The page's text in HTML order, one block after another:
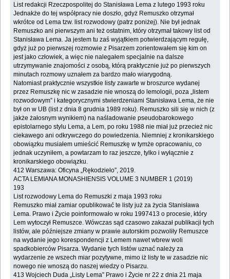
List redakcji Rzeczpospolitej do Stanisława Lema z lutego 1993 roku
Jednakże do tej współpracy nie doszło, gdyż Remuszko otrzymał
wkrótce od Lema tzw. list rozwodowy (patrz poniżej). Nie był jednak
Remuszko ani pierwszym ani też ostatnim, który otrzymał takowy list od
Stanisława Lema. Ja jestem tu zaś wyjątkiem potwierdzającym regułę,
gdyż już po pierwszej rozmowie z Pisarzem zorientowałem się kim on
jest jako człowiek, a więc nie nalegałem specjalnie na dalsze
utrzymywanie znajomości z osobą, którą praktycznie już po pierwszych
minutach rozmowy uznałem za bardzo mało wiarygodną.
Natomiast praktycznie wszystkie listy zawarte w broszurce wydanej
przez Remuszkę nic w zasadzie nie wnoszą do lemologii, poza „listem
rozwodowym” i kategorycznymi stwierdzeniami Stanisława Lema, że nie
był on w UB (list z dnia 8 grudnia 1989 roku). Remuszko sili się w nich (z
jakże żałosnym wynikiem) na naśladowanie pseudobarokowego
epistolarnego stylu Lema, a Lem, po roku 1988 nie miał już przecież nic
ciekawego ani odkrywczego do powiedzenia. Niemniej z kronikarskiego
obowiązku musiałem umieścić Remuszkę w tymże opracowaniu, co
jednak uczyniłem, a powtarzam to raz jeszcze, tylko i wyłącznie z
kronikarskiego obowiązku.
412 Warszawa: Oficyna „Rękodzieło”, 2019.
ACTA LEMIANA MONASHIENSIS VOLUME 3 NUMBER 1 (2019)
193
List rozwodowy Lema do Remuszki z maja 1993 roku
Remuszko miał zamiar opublikować te listy już za życia Stanisława
Lema. Prawo i Życie poinformowało w roku 1997413 o procesie, który
Lem wytoczył Remuszce. Wówczas sąd czasowo zakazał publikacji tych
listów, ale późniejsze zmiany w prawie autorskim pozwoliły Remuszce
na wydanie jego korespondencji z Lemem nawet wbrew woli
spadkobierców Pisarza. Wydanie tych listów uznać należy za
wydarzenie ze wszech miar pozytywne, mimo iż listy te w zasadzie nic
nowego nie wnoszą do naszej wiedzy o Pisarzu.
413 Wojciech Duda „Listy Lema” Prawo i Życie nr 22 z dnia 21 maja